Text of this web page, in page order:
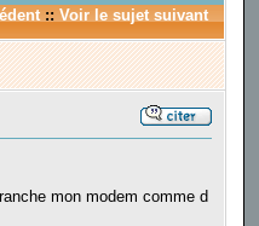
:: Voir le sujet suivant
mon modem comme d